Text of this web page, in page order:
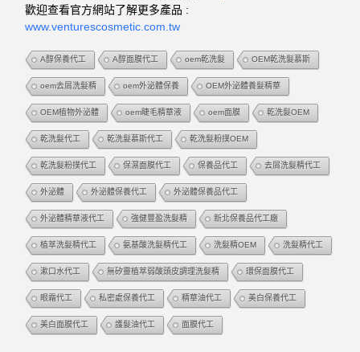
歡迎查看官方網站了解更多產品 :
www.venturescosmetic.com.tw
A醇保養代工 A醇面膜代工 oem乾洗髮 OEM乾洗髮慕斯
oem去屑洗髮精 oem外泌體保養 OEM外泌體養髮精華
OEM植物外泌體 oem睫毛精華液 oem面膜 乾洗髮OEM
乾洗髮代工 乾洗髮慕斯代工 乾洗髮粉撲OEM
乾洗髮粉撲代工 保濕面膜代工 保養品代工 去屑洗髮精代工
外泌體 外泌體保養代工 外泌體保養品代工
外泌體精華液代工 強健豐盈洗髮精 新北保養品代工廠
植萃洗髮精代工 氨基酸洗髮精代工 洗髮精OEM 洗髮精代工
漱口水代工 無矽靈植萃弱酸頭皮調理洗髮精 環保面膜代工
眼霜代工 私密處保養代工 精華油代工 美白保養代工
美白面膜代工 護髮油代工 面膜代工